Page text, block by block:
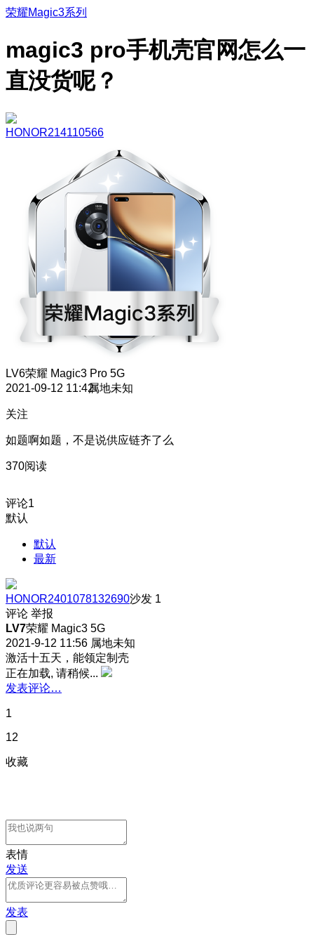
荣耀Magic3系列
magic3 pro手机壳官网怎么一
直没货呢？
HONOR214110566
LV6荣耀 Magic3 Pro 5G
2021-09-12 11:42属地未知
关注
如题啊如题，不是说供应链齐了么
370阅读
评论1
默认
默认
最新
HONOR2401078132690沙发 1
评论 举报
LV7荣耀 Magic3 5G
2021-9-12 11:56 属地未知
激活十五天，能领定制壳
正在加载, 请稍候...
发表评论…
1
12
收藏
表情
发送
发表